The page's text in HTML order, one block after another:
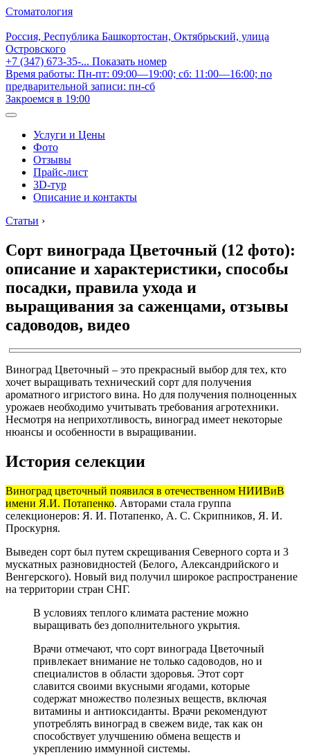
Стоматология
Россия, Республика Башкортостан, Октябрьский, улица
Островского
+7 (347) 673-35-... Показать номер
Время работы: Пн-пт: 09:00—19:00; сб: 11:00—16:00; по
предварительной записи: пн-сб
Закроемся в 19:00
Услуги и Цены
Фото
Отзывы
Прайс-лист
3D-тур
Описание и контакты
Статьи ›
Сорт винограда Цветочный (12 фото):
описание и характеристики, способы
посадки, правила ухода и
выращивания за саженцами, отзывы
садоводов, видео
Виноград Цветочный – это прекрасный выбор для тех, кто
хочет выращивать технический сорт для получения
ароматного игристого вина. Но для получения полноценных
урожаев необходимо учитывать требования агротехники.
Несмотря на неприхотливость, виноград имеет некоторые
нюансы и особенности в выращивании.
История селекции
Виноград цветочный появился в отечественном НИИВиВ
имени Я.И. Потапенко. Авторами стала группа
селекционеров: Я. И. Потапенко, А. С. Скрипников, Я. И.
Проскурня.
Выведен сорт был путем скрещивания Северного сорта и 3
мускатных разновидностей (Белого, Александрийского и
Венгерского). Новый вид получил широкое распространение
на территории стран СНГ.
В условиях теплого климата растение можно
выращивать без дополнительного укрытия.
Врачи отмечают, что сорт винограда Цветочный
привлекает внимание не только садоводов, но и
специалистов в области здоровья. Этот сорт
славится своими вкусными ягодами, которые
содержат множество полезных веществ, включая
витамины и антиоксиданты. Врачи рекомендуют
употреблять виноград в свежем виде, так как он
способствует улучшению обмена веществ и
укреплению иммунной системы.